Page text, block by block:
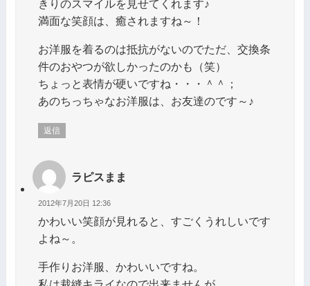
きりのスマイルを見せてくれます♪
満面な笑顔は、癒されますね～！
お洋服を着るのは抵抗がないのでただ、交換条
件のおやつが欲しかったのかも（笑）
ちょっと表情が硬いですね・・・＾＾；
あのちっちゃなお洋服は、お友達のです～♪
返信
ラピスまま
2012年7月20日 12:36
かわいい笑顔が見れると、すごくうれしいです
よね～。
手作りお洋服、かわいいですね。